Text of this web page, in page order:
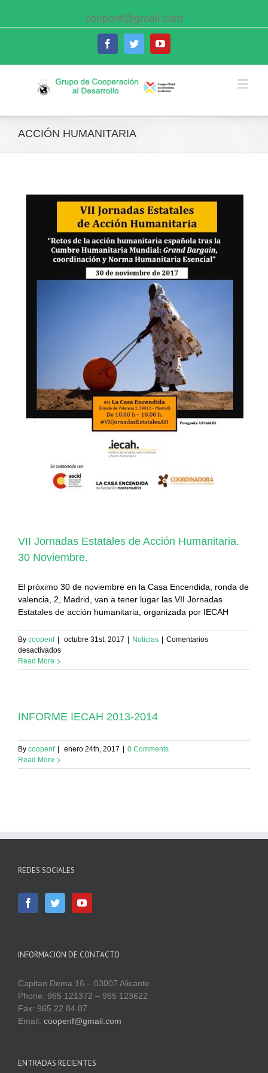
coopenf@gmail.com
FacebookTwitterYoutube
ACCIÓN HUMANITARIA
VII Jornadas Estatales de Acción Humanitaria.
30 Noviembre.
El próximo 30 de noviembre en la Casa Encendida, ronda de
valencia, 2, Madrid, van a tener lugar las VII Jornadas
Estatales de acción humanitaria, organizada por IECAH
By coopenf octubre 31st, 2017 Noticias
Comentarios
desactivadosen
Jornadas
Humanitaria.
Read More
INFORME IECAH 2013-2014
By coopenf enero 24th, 2017
0 Comments
Read More
REDES SOCIALES
INFORMACION DE CONTACTO
Capitan Dema 16 – 03007 Alicante
Phone: 965 121372 – 965 123622
Fax: 965 22 84 07
Email: coopenf@gmail.com
ENTRADAS RECIENTES